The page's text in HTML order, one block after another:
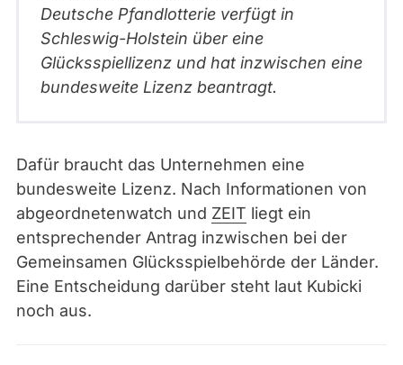
Deutsche Pfandlotterie verfügt in
Schleswig-Holstein über eine
Glücksspiellizenz und hat inzwischen eine
bundesweite Lizenz beantragt.
Dafür braucht das Unternehmen eine
bundesweite Lizenz. Nach Informationen von
abgeordnetenwatch und ZEIT liegt ein
entsprechender Antrag inzwischen bei der
Gemeinsamen Glücksspielbehörde der Länder.
Eine Entscheidung darüber steht laut Kubicki
noch aus.